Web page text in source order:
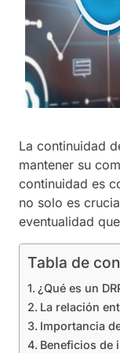
La continuidad
mantener su
continuidad es
no solo es
eventualidad
Tabla de
¿Qué es un
La relación
Importancia
Beneficios de